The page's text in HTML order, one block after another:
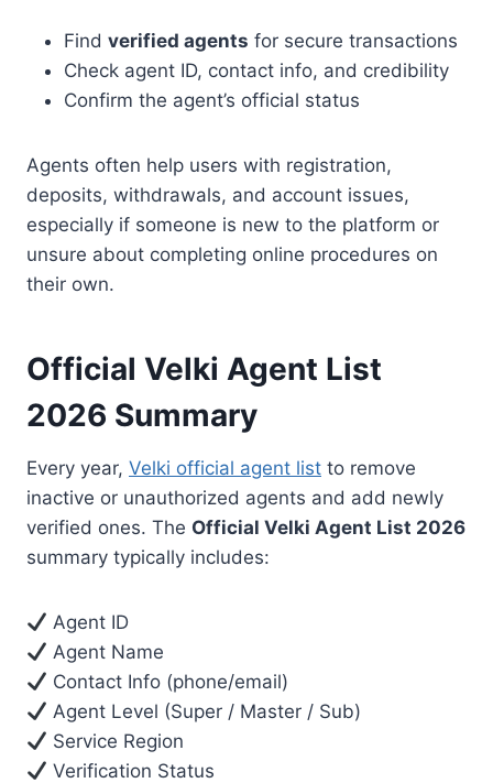
Find verified agents for secure transactions
Check agent ID, contact info, and credibility
Confirm the agent’s official status
Agents often help users with registration,
deposits, withdrawals, and account issues,
especially if someone is new to the platform or
unsure about completing online procedures on
their own.
Official Velki Agent List
2026 Summary
Every year, Velki official agent list to remove
inactive or unauthorized agents and add newly
verified ones. The Official Velki Agent List 2026
summary typically includes:
Agent ID
Agent Name
Contact Info (phone/email)
Agent Level (Super / Master / Sub)
Service Region
Verification Status